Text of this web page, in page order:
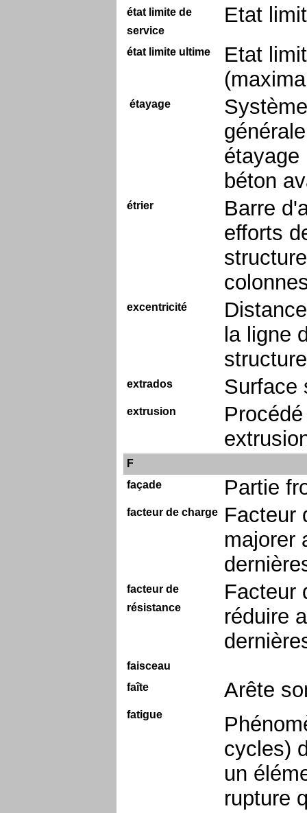
état limite de
service
Etat
état limite ultime
Etat
étayage
étayage
béton
étrier
Barre
efforts
excentricité
la ligne
extrados Surface
extrusion
F
façade
Partie
facteur de charge
Facteur
majorer
facteur de
résistance
Facteur
réduire
faisceau
faîte
Arête
fatigue
cycles)
un
rupture